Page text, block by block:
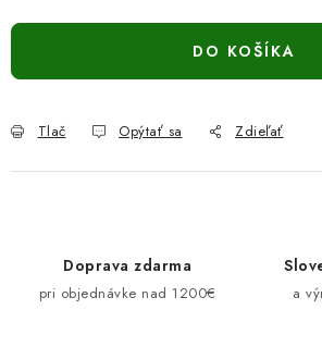
DO KOŠÍKA
Tlač Opýtať sa Zdieľať
Doprava zdarma
pri objednávke nad 1200€ a